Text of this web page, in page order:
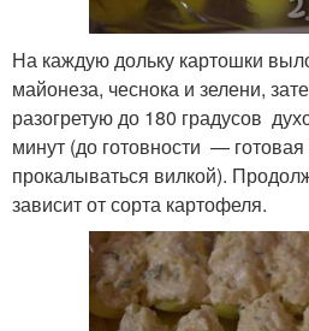
На каждую дольку картошки
майонеза, чеснока и зелени,
разогретую до 180 градусов
минут (до готовности — готовая
прокалываться вилкой).
зависит от сорта картофеля.